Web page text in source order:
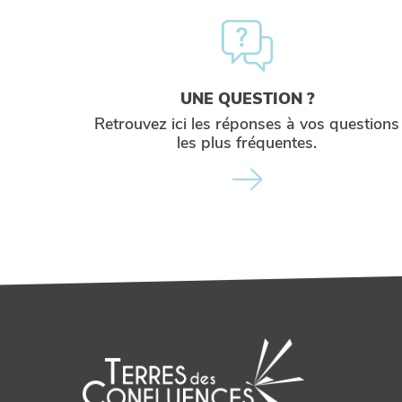
UNE QUESTION ?
Retrouvez ici les réponses à vos questions
les plus fréquentes.